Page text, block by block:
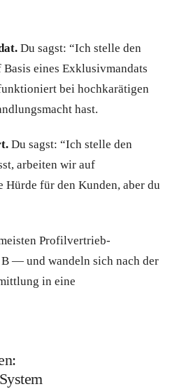
Du sagst: “Ich stelle den
eines Exklusivmandats
bei hochkarätigen
hast.
Du sagst: “Ich stelle den
arbeiten wir auf
Hürde für den Kunden, aber du
Profilvertrieb-
— und wandeln sich nach der
in eine